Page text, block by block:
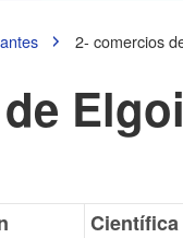
2- comercios
Científica